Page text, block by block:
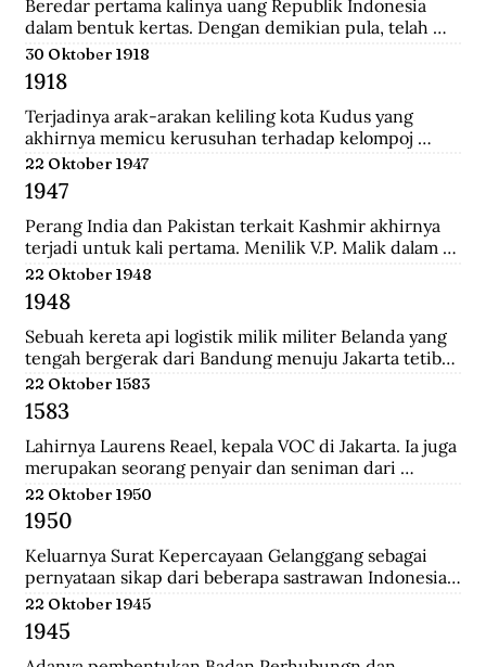
Presiden No.14 Tahun 1967 tentang perayaan
masyarakat Tionghoa.
Beredar pertama kalinya uang Republik Indonesia
dalam bentuk kertas. Dengan demikian pula, telah
diresmikan bahwa uang Jepang dan Javasche Bank
tidak berlaku lagi.
30 Oktober 1918
1918
Terjadinya arak-arakan keliling kota Kudus yang
akhirnya memicu kerusuhan terhadap kelompoj
Tionghoa disana.
22 Oktober 1947
1947
Perang India dan Pakistan terkait Kashmir akhirnya
terjadi untuk kali pertama. Menilik V.P. Malik dalam
Kargil from Surprise to Victory, Perang Indo-Pakistani
I itu membawa korban 1.104 jiwa di pihak India dan
6.000 di pihak Pakistan.
22 Oktober 1948
1948
Sebuah kereta api logistik milik militer Belanda yang
tengah bergerak dari Bandung menuju Jakarta tetiba
terguling di kawasan Bendul. Sejumlah penumpang
tewas seketika dan puluhan lainya mengalami luka-
luka.
22 Oktober 1583
1583
Lahirnya Laurens Reael, kepala VOC di Jakarta. Ia juga
merupakan seorang penyair dan seniman dari
Belanda.
22 Oktober 1950
1950
Keluarnya Surat Kepercayaan Gelanggang sebagai
pernyataan sikap dari beberapa sastrawan Indonesia
yang menginginkan untuk menjaga kebudayaan
Indonesia diantaranya Asrul Sani dan Rivai Apin.
Sehingga revolusi harus mempunyai nilai baru yang
22 Oktober 1945
1945